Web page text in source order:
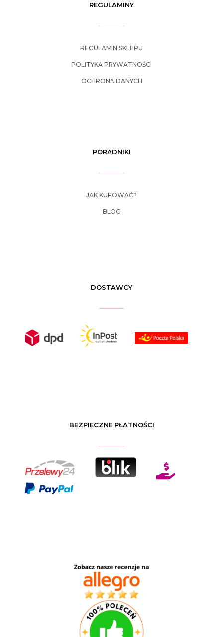
REGULAMINY
REGULAMIN SKLEPU
POLITYKA PRYWATNOŚCI
OCHRONA DANYCH
PORADNIKI
JAK KUPOWAĆ?
BLOG
DOSTAWCY
BEZPIECZNE PŁATNOŚCI
